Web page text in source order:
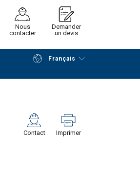
Nous
contacter
Demander
un devis
Français
Envoyer demande
Contact Imprimer